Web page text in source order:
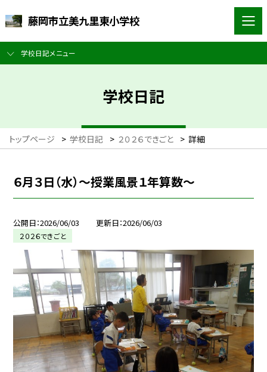
藤岡市立美九里東小学校
学校日記メニュー
学校日記
トップページ > 学校日記 > ２０２６できごと > 詳細
６月３日（水）～授業風景１年算数～
公開日 2026/06/03 更新日 2026/06/03
２０２６できごと